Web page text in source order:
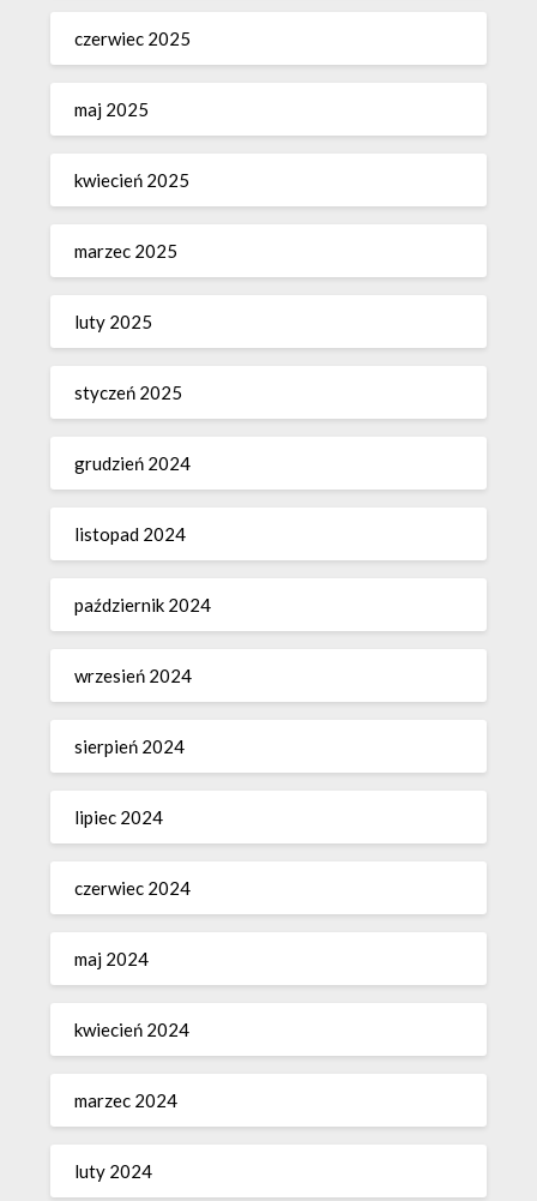
czerwiec 2025
maj 2025
kwiecień 2025
marzec 2025
luty 2025
styczeń 2025
grudzień 2024
listopad 2024
październik 2024
wrzesień 2024
sierpień 2024
lipiec 2024
czerwiec 2024
maj 2024
kwiecień 2024
marzec 2024
luty 2024